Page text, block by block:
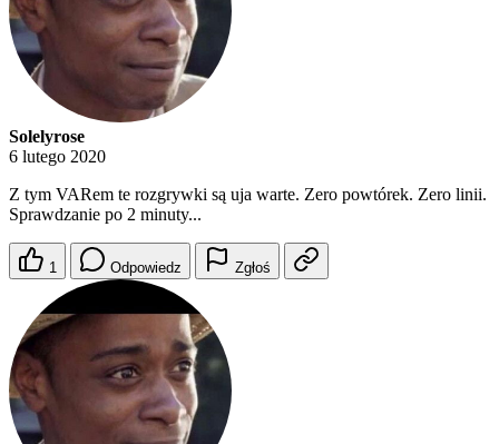
Solelyrose
6 lutego 2020
Z tym VARem te rozgrywki są uja warte. Zero powtórek. Zero linii.
Sprawdzanie po 2 minuty...
1 Odpowiedz Zgłoś